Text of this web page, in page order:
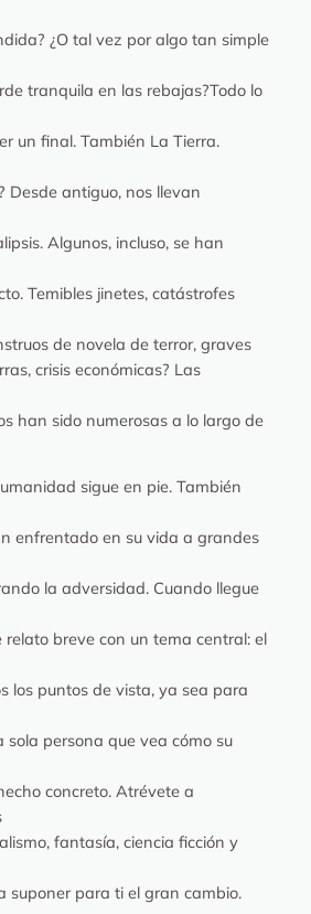
¿O tal vez por algo tan simple
tranquila en las rebajas?Todo lo
un final. También La Tierra.
Desde antiguo, nos llevan
Algunos, incluso, se han
Temibles jinetes, catástrofes
de novela de terror, graves
crisis económicas? Las
han sido numerosas a lo largo de
sigue en pie. También
enfrentado en su vida a grandes
la adversidad. Cuando llegue
breve con un tema central: el
los puntos de vista, ya sea para
sola persona que vea cómo su
concreto. Atrévete a
fantasía, ciencia ficción y
suponer para ti el gran cambio.